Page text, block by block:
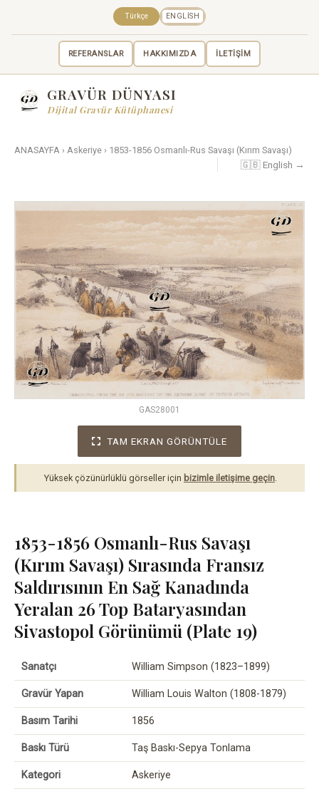
REFERANSLAR HAKKIMIZDA İLETİŞİM
Türkçe ENGLISH
GRAVÜR DÜNYASI
Dijital Gravür Kütüphanesi
ANASAYFA › Askeriye › 1853-1856 Osmanlı-Rus Savaşı (Kırım Savaşı)
🇬🇧 English →
GAS28001
TAM EKRAN GÖRÜNTÜLE
Yüksek çözünürlüklü görseller için bizimle iletişime geçin.
1853-1856 Osmanlı-Rus Savaşı
(Kırım Savaşı) Sırasında Fransız
Saldırısının En Sağ Kanadında
Yeralan 26 Top Bataryasından
Sivastopol Görünümü (Plate 19)
Sanatçı William Simpson (1823–1899)
Gravür Yapan William Louis Walton (1808-1879)
Basım Tarihi 1856
Baskı Türü Taş Baskı-Sepya Tonlama
Kategori Askeriye